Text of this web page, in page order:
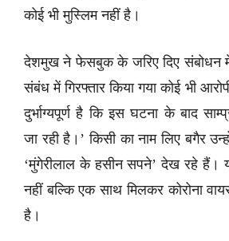
कोई भी मुस्लिम नहीं है।
देशमुख ने फेसबुक के जरिए दिए संबोधन
संबंध में गिरफ्तार किया गया कोई भी
दुर्भाग्यपूर्ण है कि इस घटना के बाद
जा रही है।’ किसी का नाम लिए बगैर
‘मुंगेरीलाल के हसीन सपने’ देख रहे हैं।
नहीं बल्कि एक साथ मिलकर कोरोना
है।